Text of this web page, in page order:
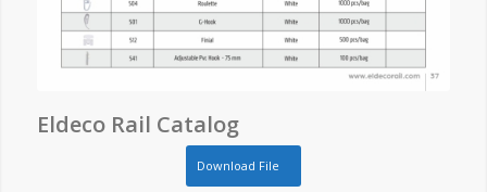
Eldeco Rail Catalog
Download File